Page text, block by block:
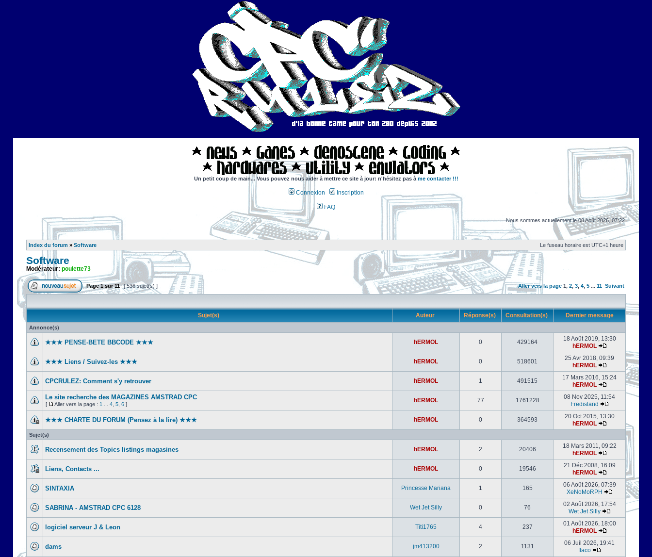
Un petit coup de main... Vous pouvez nous aider à mettre ce site à jour: n'hésitez pas à me contacter !!!
Connexion Inscription
FAQ
Nous sommes actuellement le 08 Août 2026, 07:22
Index du forum » Software Le fuseau horaire est UTC+1 heure
Software
Modérateur: poulette73
Page1sur11 [ 536 sujet(s) ] Aller vers la page 1, 2, 3, 4, 5 ... 11 Suivant
Sujet(s) Auteur Réponse(s) Consultation(s) Dernier message
Annonce(s)
★★★ PENSE-BETE BBCODE ★★★ hERMOL 0 429164
18 Août 2019, 13:30
hERMOL
★★★ Liens / Suivez-les ★★★ hERMOL 0 518601
25 Avr 2018, 09:39
hERMOL
CPCRULEZ: Comment s'y retrouver‎ hERMOL 1 491515
17 Mars 2016, 15:24
hERMOL
Le site recherche des MAGAZINES AMSTRAD CPC
[ Aller vers la page : 1 4 5 6 ]
hERMOL 77 1761228
08 Nov 2025, 11:54
Fredisland
★★★ CHARTE DU FORUM (Pensez à la lire) ★★★ hERMOL 0 364593
20 Oct 2015, 13:30
hERMOL
Sujet(s)
Recensement des Topics listings magasines hERMOL 2 20406
18 Mars 2011, 09:22
hERMOL
Liens, Contacts ... hERMOL 0 19546
21 Déc 2008, 16:09
hERMOL
SINTAXIA Princesse Mariana 1 165
06 Août 2026, 07:39
XeNoMoRPH
SABRINA - AMSTRAD CPC 6128 Wet Jet Silly 0 76
02 Août 2026, 17:54
Wet Jet Silly
logiciel serveur J & Leon Titi1765 4 237
01 Août 2026, 18:00
hERMOL
dams jm413200 2 1131
06 Juil 2026, 19:41
flaco